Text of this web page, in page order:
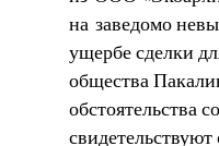
на заведомо
ущербе сделки
общества
обстоятельства